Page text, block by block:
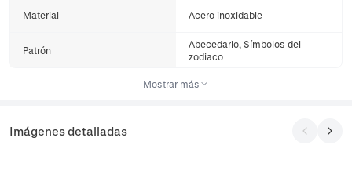
Material Acero inoxidable
Patrón
Abecedario, Símbolos del
zodiaco
Mostrar más
Imágenes detalladas